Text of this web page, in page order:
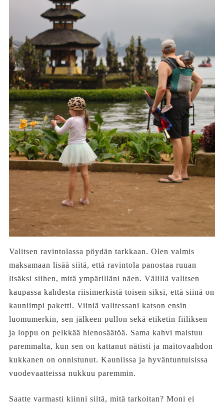
Valitsen ravintolassa pöydän tarkkaan. Olen valmis
maksamaan lisää siitä, että ravintola panostaa ruuan
lisäksi siihen, mitä ympärilläni näen. Välillä valitsen
kaupassa kahdesta riisimerkistä toisen siksi, että siinä on
kauniimpi paketti. Viiniä valitessani katson ensin
luomumerkin, sen jälkeen pullon sekä etiketin fiiliksen
ja loppu on pelkkää hienosäätöä. Sama kahvi maistuu
paremmalta, kun sen on kattanut nätisti ja maitovaahdon
kukkanen on onnistunut. Kauniissa ja hyväntuntuisissa
vuodevaatteissa nukkuu paremmin.
Saatte varmasti kiinni siitä, mitä tarkoitan? Moni ei